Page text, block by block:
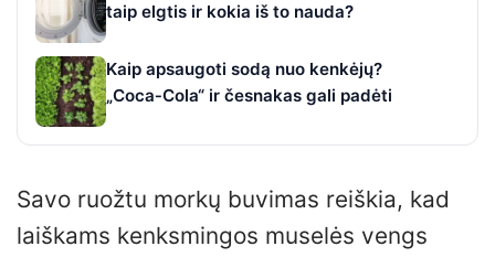
taip elgtis ir kokia iš to nauda?
Kaip apsaugoti sodą nuo kenkėjų?
„Coca‑Cola“ ir česnakas gali padėti
Savo ruožtu morkų buvimas reiškia, kad
laiškams kenksmingos muselės vengs